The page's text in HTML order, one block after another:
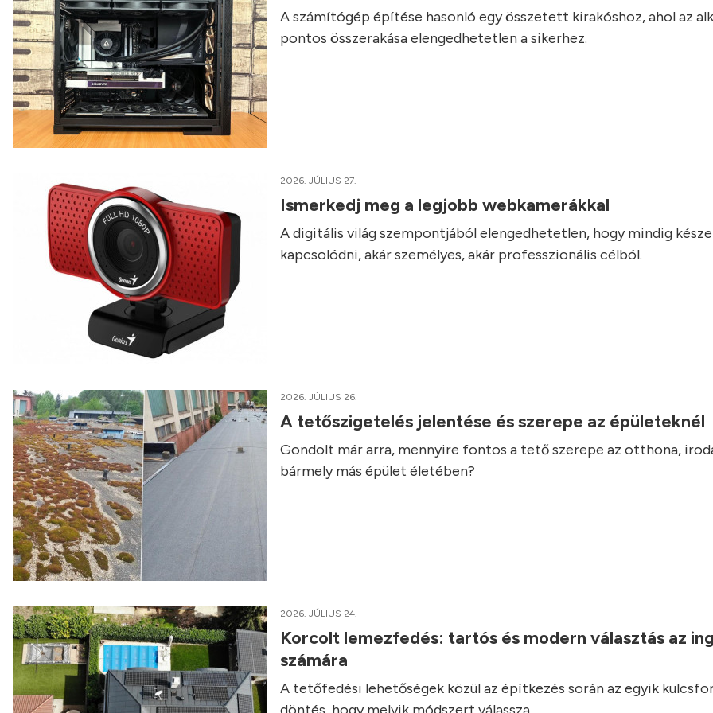
A számítógép építése hasonló egy összetett kirakóshoz, ahol az
pontos összerakása elengedhetetlen a sikerhez.
2026. JÚLIUS 27.
Ismerkedj meg a legjobb webkamerákkal
A digitális világ szempontjából elengedhetetlen, hogy mindig
kapcsolódni, akár személyes, akár professzionális célból.
2026. JÚLIUS 26.
A tetőszigetelés jelentése és szerepe az épületeknél
Gondolt már arra, mennyire fontos a tető szerepe az otthona,
bármely más épület életében?
2026. JÚLIUS 24.
Korcolt lemezfedés: tartós és modern választás az
számára
A tetőfedési lehetőségek közül az építkezés során az egyik